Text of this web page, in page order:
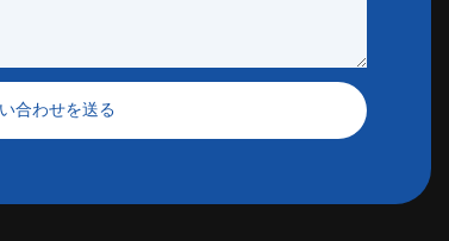
合わせを送る